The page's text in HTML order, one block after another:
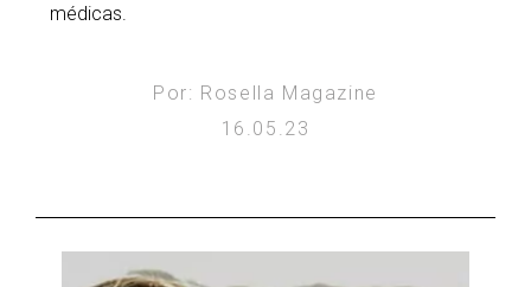
médicas.
Por: Rosella Magazine
16.05.23